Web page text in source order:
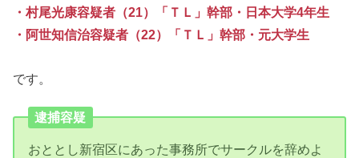
・村尾光康容疑者（21）「ＴＬ」幹部・日本大学4年生
・阿世知信治容疑者（22）「ＴＬ」幹部・元大学生
です。
逮捕容疑
おととし新宿区にあった事務所でサークルを辞めよ